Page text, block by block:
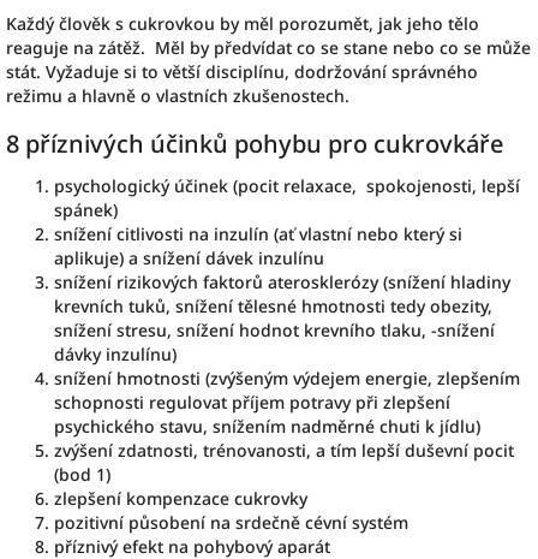
Každý člověk s cukrovkou by měl porozumět, jak jeho tělo
reaguje na zátěž. Měl by předvídat co se stane nebo co se může
stát. Vyžaduje si to větší disciplínu, dodržování správného
režimu a hlavně o vlastních zkušenostech.
8 příznivých účinků pohybu pro cukrovkáře
psychologický účinek (pocit relaxace, spokojenosti, lepší
spánek)
snížení citlivosti na inzulín (ať vlastní nebo který si
aplikuje) a snížení dávek inzulínu
snížení rizikových faktorů aterosklerózy (snížení hladiny
krevních tuků, snížení tělesné hmotnosti tedy obezity,
snížení stresu, snížení hodnot krevního tlaku, -snížení
dávky inzulínu)
snížení hmotnosti (zvýšeným výdejem energie, zlepšením
schopnosti regulovat příjem potravy při zlepšení
psychického stavu, snížením nadměrné chuti k jídlu)
zvýšení zdatnosti, trénovanosti, a tím lepší duševní pocit
(bod 1)
zlepšení kompenzace cukrovky
pozitivní působení na srdečně cévní systém
příznivý efekt na pohybový aparát